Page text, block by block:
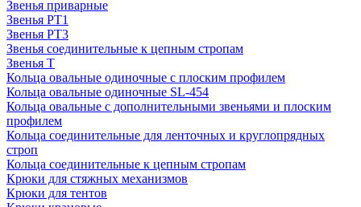
Звенья приварные
Звенья РТ1
Звенья РТ3
Звенья соединительные к цепным стропам
Звенья Т
Кольца овальные одиночные c плоским профилем
Кольца овальные одиночные SL-454
Кольца овальные с дополнительными звеньями и плоским
профилем
Кольца соединительные для ленточных и круглопрядных
строп
Кольца соединительные к цепным стропам
Крюки для стяжных механизмов
Крюки для тентов